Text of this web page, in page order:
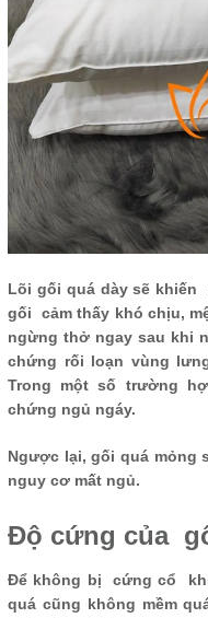
Lõi gối quá dày sẽ khiến
gối cảm thấy khó chịu,
ngừng thở ngay sau khi
chứng rối loạn vùng
Trong một số trường
chứng ngủ ngáy.
Ngược lại, gối quá mỏng
nguy cơ mất ngủ.
Độ cứng của
Để không bị cứng cổ
quá cũng không mềm